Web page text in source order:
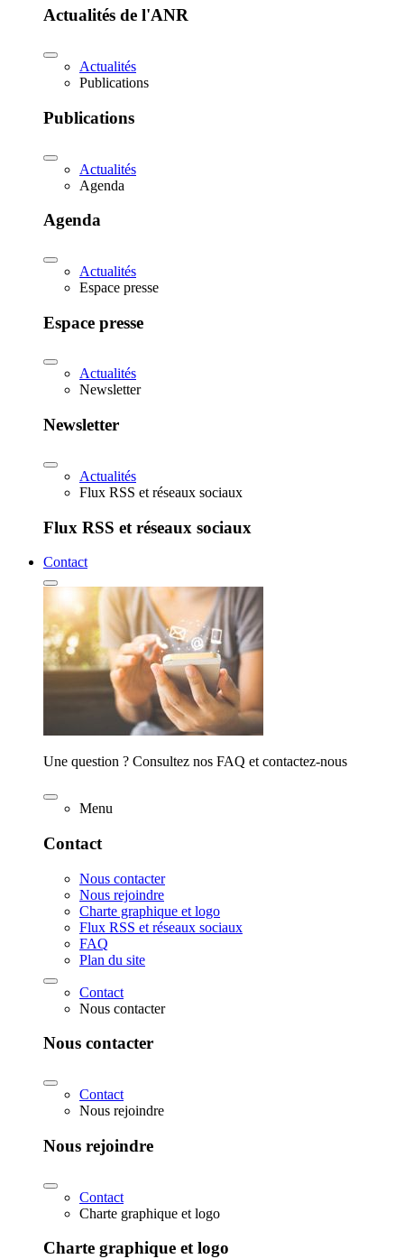
Actualités de l'ANR
Actualités
Publications
Publications
Actualités
Agenda
Agenda
Actualités
Espace presse
Espace presse
Actualités
Newsletter
Newsletter
Actualités
Flux RSS et réseaux sociaux
Flux RSS et réseaux sociaux
Contact
Une question ? Consultez nos FAQ et contactez-nous
Menu
Contact
Nous contacter
Nous rejoindre
Charte graphique et logo
Flux RSS et réseaux sociaux
FAQ
Plan du site
Contact
Nous contacter
Nous contacter
Contact
Nous rejoindre
Nous rejoindre
Contact
Charte graphique et logo
Charte graphique et logo